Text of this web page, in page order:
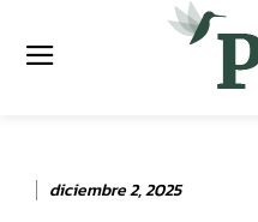
diciembre 2, 2025